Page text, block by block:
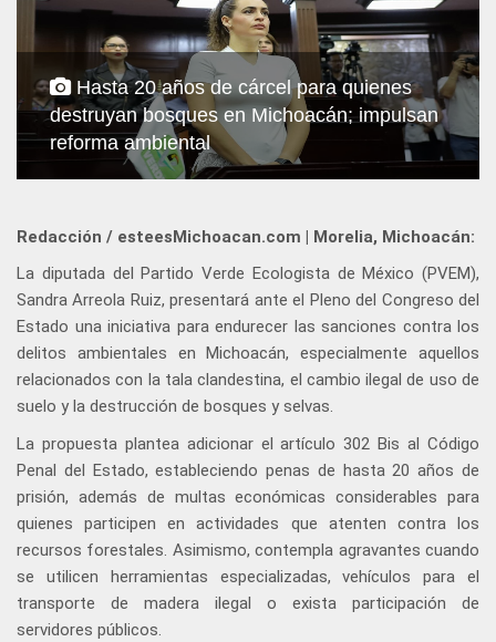
Hasta 20 años de cárcel para quienes
destruyan bosques en Michoacán; impulsan
reforma ambiental
Redacción / esteesMichoacan.com | Morelia, Michoacán:
La diputada del Partido Verde Ecologista de México (PVEM),
Sandra Arreola Ruiz, presentará ante el Pleno del Congreso del
Estado una iniciativa para endurecer las sanciones contra los
delitos ambientales en Michoacán, especialmente aquellos
relacionados con la tala clandestina, el cambio ilegal de uso de
suelo y la destrucción de bosques y selvas.
La propuesta plantea adicionar el artículo 302 Bis al Código
Penal del Estado, estableciendo penas de hasta 20 años de
prisión, además de multas económicas considerables para
quienes participen en actividades que atenten contra los
recursos forestales. Asimismo, contempla agravantes cuando
se utilicen herramientas especializadas, vehículos para el
transporte de madera ilegal o exista participación de
servidores públicos.